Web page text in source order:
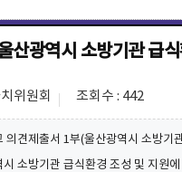
산광역시 소방기관 급
위원회 조회수 : 442
의견제출서 1부(울산광역시 소방
소방기관 급식환경 조성 및 지원